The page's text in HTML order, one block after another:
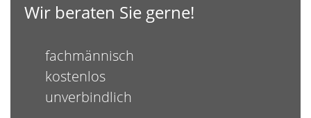
Wir beraten Sie gerne!
fachmännisch
kostenlos
unverbindlich